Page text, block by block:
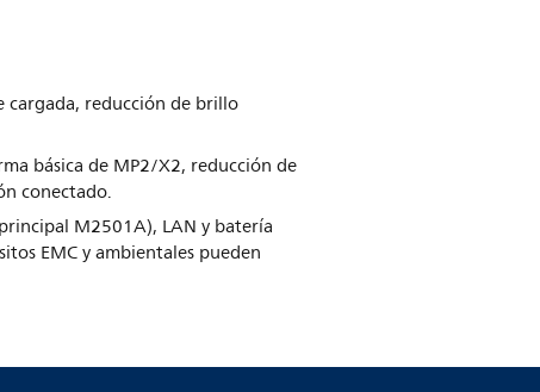
cargada, reducción de brillo
básica de MP2/X2, reducción de
conectado.
M2501A), LAN y batería
EMC y ambientales pueden